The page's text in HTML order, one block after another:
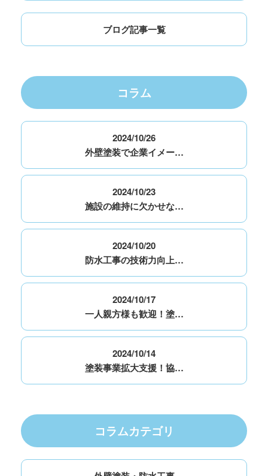
ブログ記事一覧
コラム
2024/10/26
外壁塗装で企業イメー…
2024/10/23
施設の維持に欠かせな…
2024/10/20
防水工事の技術力向上…
2024/10/17
一人親方様も歓迎！塗…
2024/10/14
塗装事業拡大支援！協…
コラムカテゴリ